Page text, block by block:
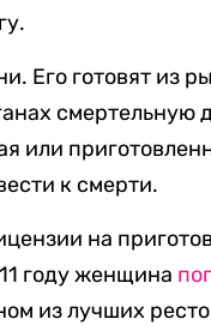
Его готовят из
смертельную
или
к смерти.
на
году женщина
из лучших